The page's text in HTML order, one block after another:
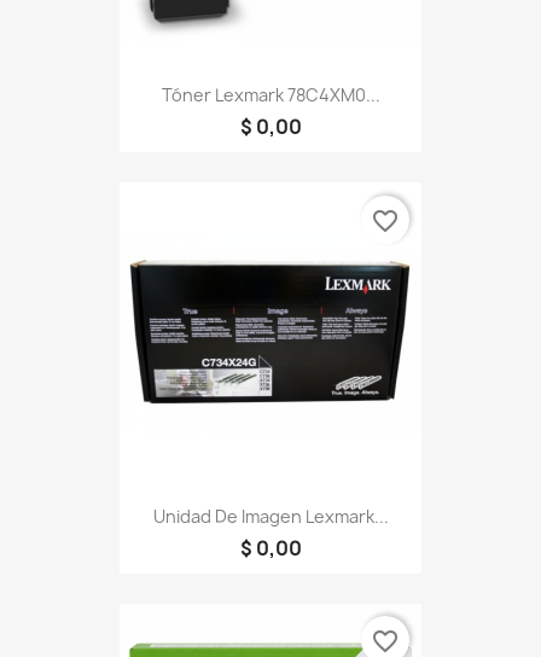
Tóner Lexmark 78C4XM0...
$ 0,00
Unidad De Imagen Lexmark...
$ 0,00
favorite_border
favorite_border